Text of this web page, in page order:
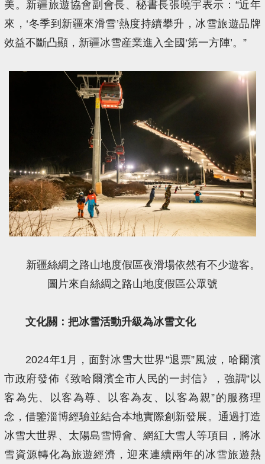
美。新疆旅遊協會副會長、秘書長張曉宇表示：“近年
來，‘冬季到新疆來滑雪’熱度持續攀升，冰雪旅遊品牌
效益不斷凸顯，新疆冰雪産業進入全國‘第一方陣’。”
新疆絲綢之路山地度假區夜滑場依然有不少遊客。
圖片來自絲綢之路山地度假區公眾號
文化關：把冰雪活動升級為冰雪文化
2024年1月，面對冰雪大世界“退票”風波，哈爾濱
市政府發佈《致哈爾濱全市人民的一封信》，強調“以
客為先、以客為尊、以客為友、以客為親”的服務理
念，借鑒淄博經驗並結合本地實際創新發展。通過打造
冰雪大世界、太陽島雪博會、網紅大雪人等項目，將冰
雪資源轉化為旅遊經濟，迎來連續兩年的冰雪旅遊熱